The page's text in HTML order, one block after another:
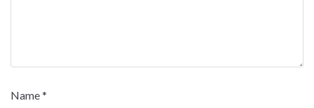
Name*